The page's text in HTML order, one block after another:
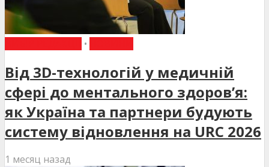
•
Від 3D-технологій у медичній
сфері до ментального здоров’я:
як Україна та партнери будують
систему відновлення на URC 2026
1 месяц назад